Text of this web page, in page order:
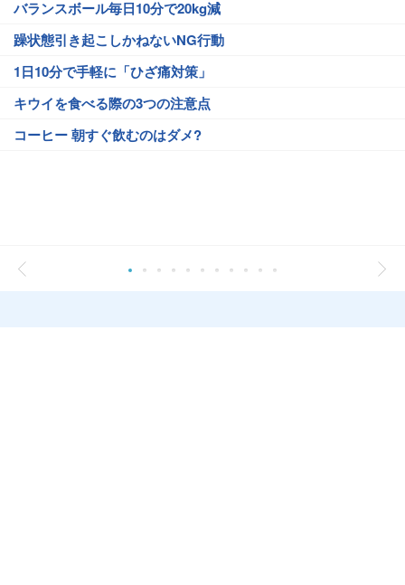
バランスボール毎日10分で20kg減
躁状態引き起こしかねないNG行動
1日10分で手軽に「ひざ痛対策」
キウイを食べる際の3つの注意点
コーヒー 朝すぐ飲むのはダメ?